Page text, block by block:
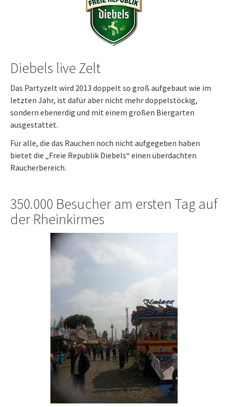
Diebels live Zelt
Das Partyzelt wird 2013 doppelt so groß aufgebaut wie im
letzten Jahr, ist dafür aber nicht mehr doppelstöckig,
sondern ebenerdig und mit einem großen Biergarten
ausgestattet.
Für alle, die das Rauchen noch nicht aufgegeben haben
bietet die „Freie Republik Diebels“ einen überdachten
Raucherbereich.
350.000 Besucher am ersten Tag auf
der Rheinkirmes